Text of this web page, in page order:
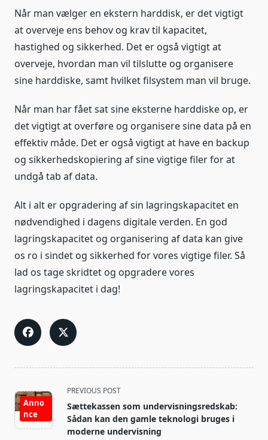
Når man vælger en ekstern harddisk, er det vigtigt
at overveje ens behov og krav til kapacitet,
hastighed og sikkerhed. Det er også vigtigt at
overveje, hvordan man vil tilslutte og organisere
sine harddiske, samt hvilket filsystem man vil bruge.
Når man har fået sat sine eksterne harddiske op, er
det vigtigt at overføre og organisere sine data på en
effektiv måde. Det er også vigtigt at have en backup
og sikkerhedskopiering af sine vigtige filer for at
undgå tab af data.
Alt i alt er opgradering af sin lagringskapacitet en
nødvendighed i dagens digitale verden. En god
lagringskapacitet og organisering af data kan give
os ro i sindet og sikkerhed for vores vigtige filer. Så
lad os tage skridtet og opgradere vores
lagringskapacitet i dag!
<span
class="nav-
subtitle
screen-
Anno
nce
PREVIOUS POST
Sættekassen som undervisningsredskab:
Sådan kan den gamle teknologi bruges i
moderne undervisning